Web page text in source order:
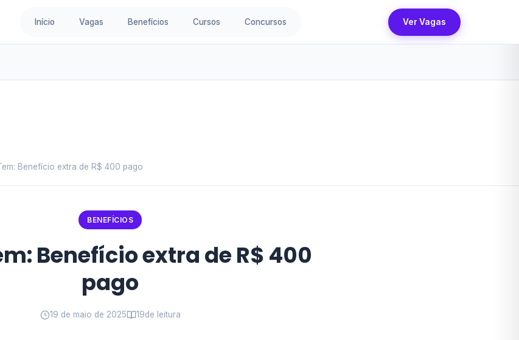
Início Vagas Benefícios Cursos Concursos Ver Vagas
Benefício extra de R$ 400 pago
BENEFÍCIOS
Benefício extra de R$ 400
pago
19 de maio de 2025 19de leitura